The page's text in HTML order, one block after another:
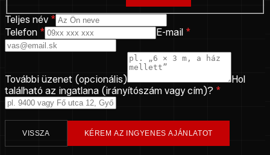
Teljes név *
Telefon * E-mail *
További üzenet (opcionális)
Hol
található az ingatlana (irányítószám vagy cím)? *
VISSZA KÉREM AZ INGYENES AJÁNLATOT